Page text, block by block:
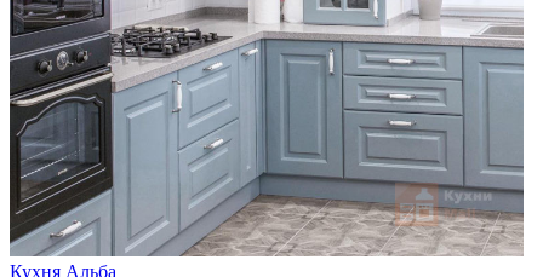
Кухня Альба